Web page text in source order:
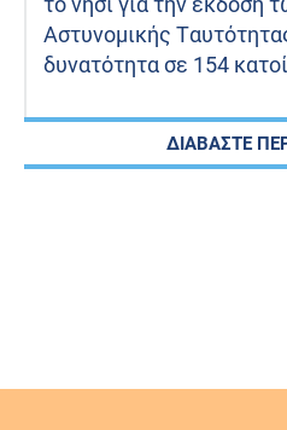
Αστυνομικής
δυνατότητα σε 154 κατοί
ΔΙΑΒΑΣΤΕ